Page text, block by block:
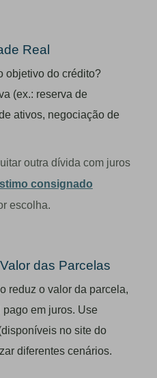
Real
objetivo do crédito?
(ex.: reserva de
ativos, negociação de
outra dívida com juros
consignado
escolha.
das Parcelas
reduz o valor da parcela,
pago em juros. Use
no site do
diferentes cenários.